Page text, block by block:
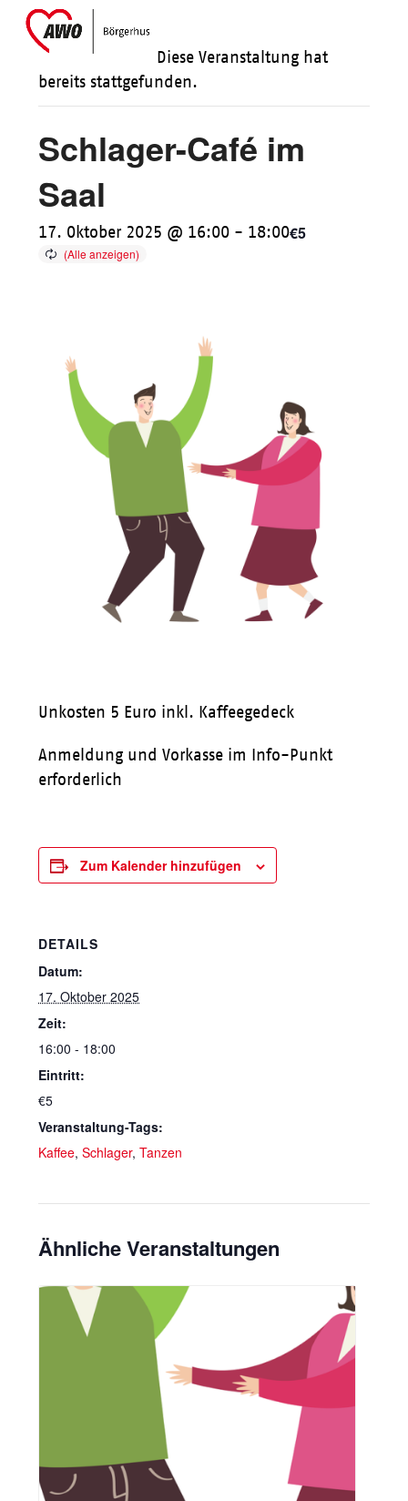
SkipOpen
mobile
Close
mobile
Diese Veranstaltung hat
bereits stattgefunden.
Schlager-Café im
Saal
17. Oktober 2025 @ 16:00 - 18:00€5
Unkosten 5 Euro inkl. Kaffeegedeck
Anmeldung und Vorkasse im Info-Punkt
erforderlich
Zum Kalender hinzufügen
DETAILS
Datum:
17. Oktober 2025
Zeit:
16:00 - 18:00
Eintritt:
€5
Veranstaltung-Tags:
Kaffee,Schlager,Tanzen
Ähnliche Veranstaltungen